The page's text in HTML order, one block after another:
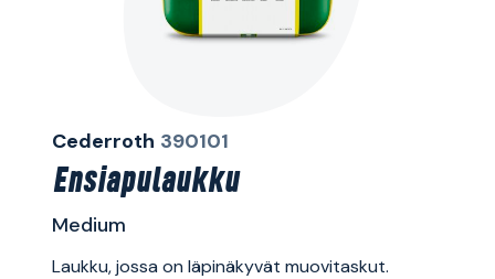
Cederroth 390101
Ensiapulaukku
Medium
Laukku, jossa on läpinäkyvät muovitaskut.